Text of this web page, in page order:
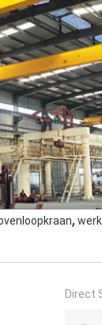
,
Direct